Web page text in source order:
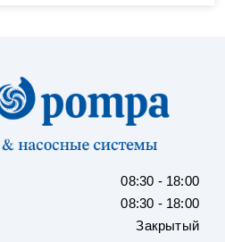
08:30 - 18:00
08:30 - 18:00
Закрытый